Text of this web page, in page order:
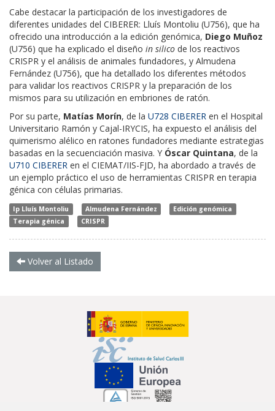
Cabe destacar la participación de los investigadores de
diferentes unidades del CIBERER: Lluís Montoliu (U756), que ha
ofrecido una introducción a la edición genómica, Diego Muñoz
(U756) que ha explicado el diseño in silico de los reactivos
CRISPR y el análisis de animales fundadores, y Almudena
Fernández (U756), que ha detallado los diferentes métodos
para validar los reactivos CRISPR y la preparación de los
mismos para su utilización en embriones de ratón.
Por su parte, Matías Morín, de la U728 CIBERER en el Hospital
Universitario Ramón y Cajal-IRYCIS, ha expuesto el análisis del
quimerismo alélico en ratones fundadores mediante estrategias
basadas en la secuenciación masiva. Y Óscar Quintana, de la
U710 CIBERER en el CIEMAT/IIS-FJD, ha abordado a través de
un ejemplo práctico el uso de herramientas CRISPR en terapia
génica con células primarias.
Ip Lluís Montoliu Almudena Fernández
Edición genómica
Terapia génica
CRISPR
Volver al Listado